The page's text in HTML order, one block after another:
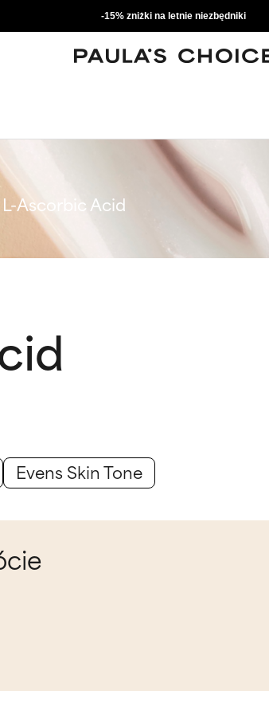
-15% zniżki na letnie niezbędniki
L-Ascorbic Acid
Evens Skin Tone